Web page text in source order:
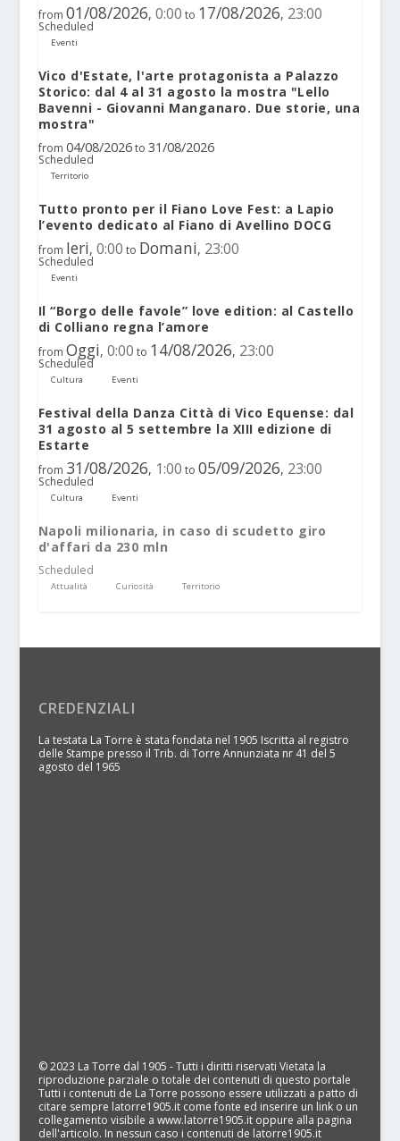
from 01/08/2026, 0:00 to 17/08/2026, 23:00
Scheduled
Eventi
Vico d'Estate, l'arte protagonista a Palazzo
Storico: dal 4 al 31 agosto la mostra "Lello
Bavenni - Giovanni Manganaro. Due storie, una
mostra"
from 04/08/2026 to 31/08/2026
Scheduled
Territorio
Tutto pronto per il Fiano Love Fest: a Lapio
l’evento dedicato al Fiano di Avellino DOCG
from Ieri, 0:00 to Domani, 23:00
Scheduled
Eventi
Il “Borgo delle favole” love edition: al Castello
di Colliano regna l’amore
from Oggi, 0:00 to 14/08/2026, 23:00
Scheduled
Cultura Eventi
Festival della Danza Città di Vico Equense: dal
31 agosto al 5 settembre la XIII edizione di
Estarte
from 31/08/2026, 1:00 to 05/09/2026, 23:00
Scheduled
Cultura Eventi
Napoli milionaria, in caso di scudetto giro
d'affari da 230 mln
Scheduled
Attualità Curiosità Territorio
CREDENZIALI
La testata La Torre è stata fondata nel 1905 Iscritta al registro
delle Stampe presso il Trib. di Torre Annunziata nr 41 del 5
agosto del 1965
© 2023 La Torre dal 1905 - Tutti i diritti riservati Vietata la
riproduzione parziale o totale dei contenuti di questo portale
Tutti i contenuti de La Torre possono essere utilizzati a patto di
citare sempre latorre1905.it come fonte ed inserire un link o un
collegamento visibile a www.latorre1905.it oppure alla pagina
dell'articolo. In nessun caso i contenuti de latorre1905.it